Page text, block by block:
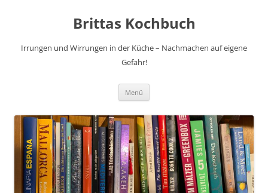
Brittas Kochbuch
Irrungen und Wirrungen in der Küche – Nachmachen auf eigene
Gefahr!
Menü